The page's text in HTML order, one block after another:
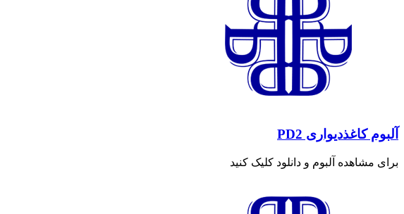
آلبوم کاغذدیواری PD2
برای مشاهده آلبوم و دانلود کلیک کنید